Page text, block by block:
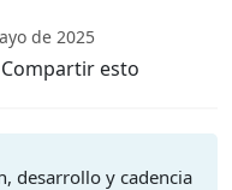
de 2025
Compartir esto
desarrollo y cadencia